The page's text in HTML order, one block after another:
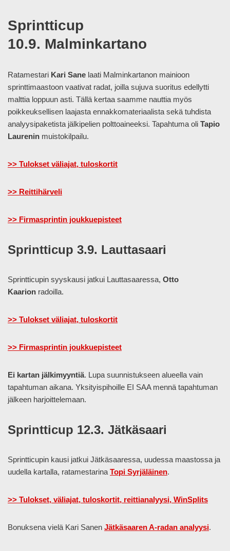
Sprintticup
10.9. Malminkartano
Ratamestari Kari Sane laati Malminkartanon mainioon
sprinttimaastoon vaativat radat, joilla sujuva suoritus edellytti
malttia loppuun asti. Tällä kertaa saamme nauttia myös
poikkeuksellisen laajasta ennakkomateriaalista sekä tuhdista
analyysipaketista jälkipelien polttoaineeksi. Tapahtuma oli Tapio
Laurenin muistokilpailu.
>> Tulokset väliajat, tuloskortit
>> Reittihärveli
>> Firmasprintin joukkuepisteet
Sprintticup 3.9. Lauttasaari
Sprintticupin syyskausi jatkui Lauttasaaressa, Otto
Kaarion radoilla.
>> Tulokset väliajat, tuloskortit
>> Firmasprintin joukkuepisteet
Ei kartan jälkimyyntiä. Lupa suunnistukseen alueella vain
tapahtuman aikana. Yksityispihoille EI SAA mennä tapahtuman
jälkeen harjoittelemaan.
Sprintticup 12.3. Jätkäsaari
Sprintticupin kausi jatkui Jätkäsaaressa, uudessa maastossa ja
uudella kartalla, ratamestarinaTopi Syrjäläinen.
>> Tulokset, väliajat, tuloskortit, reittianalyysi, WinSplits
Bonuksena vielä Kari Sanen Jätkäsaaren A-radan analyysi.